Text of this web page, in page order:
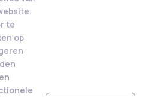
te
op